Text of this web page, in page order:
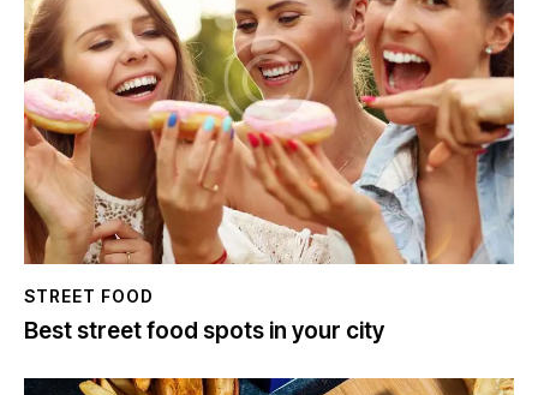
STREET FOOD
Best street food spots in your city